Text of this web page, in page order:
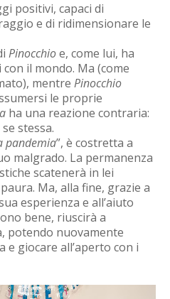
positivi, capaci di
e di ridimensionare le
Pinocchioe, come lui, ha
il mondo. Ma (come
mentre Pinocchio
le proprie
ha una reazione contraria:
stessa.
pandemia”, è costretta a
malgrado. La permanenza
scatenerà in lei
Ma, alla fine, grazie a
esperienza e all’aiuto
bene, riuscirà a
potendo nuovamente
e giocare all’aperto con i